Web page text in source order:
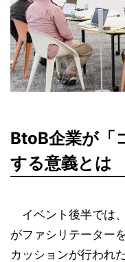
BtoB企業が「
する意義とは
イベント後半では
がファシリテーター
カッションが行われ